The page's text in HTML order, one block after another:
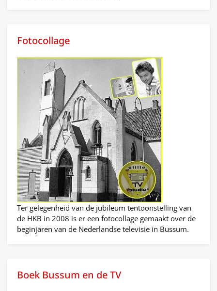
Fotocollage
Ter gelegenheid van de jubileum tentoonstelling van
de HKB in 2008 is er een fotocollage gemaakt over de
beginjaren van de Nederlandse televisie in Bussum.
Boek Bussum en de TV